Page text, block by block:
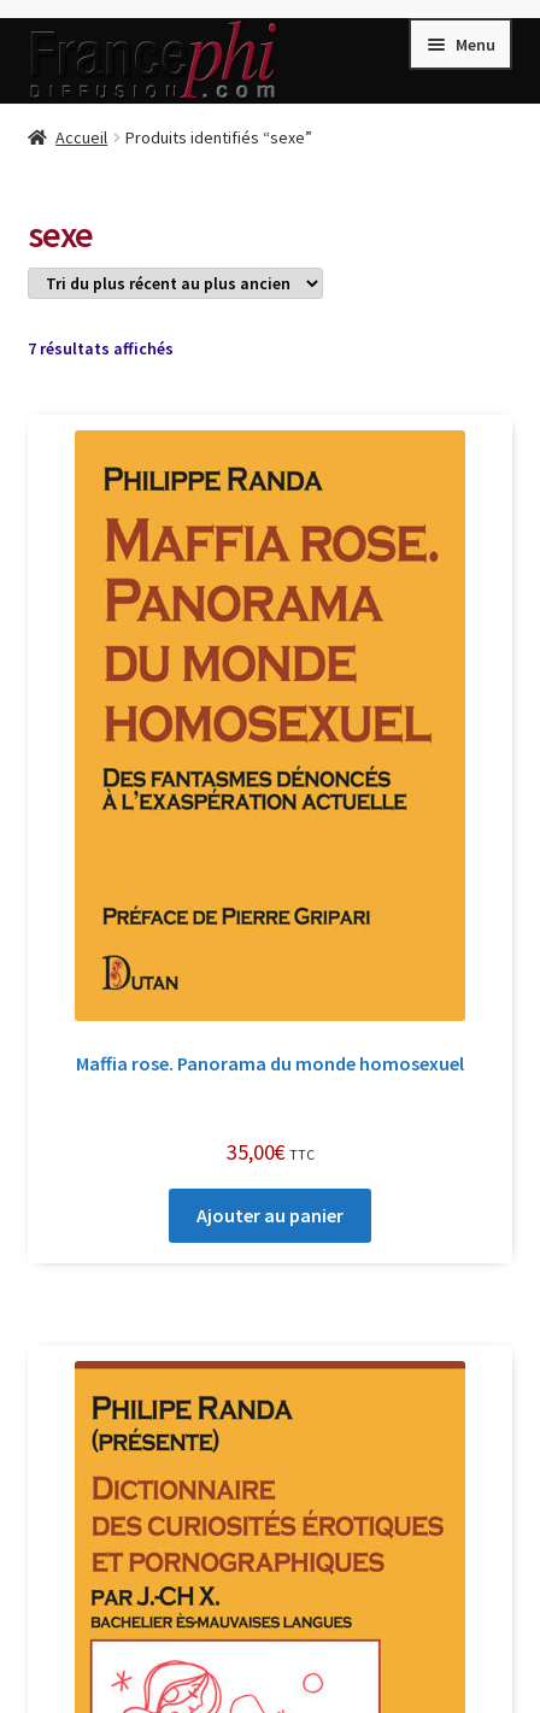
Aller
la
Aller
contenu
Menu
Accueil
Conditions de Vente
Connection
Listes d’Envies
Livres de Peter Randa
Livres de Philippe Randa
Login Customizer
Newsletter
Nous Contacter
Politique de confidentialité et cookies
Qui sommes-nous ?
Accueil Produits identifiés “sexe”
sexe
7 résultats affichésTrié
récent
plus
Maffia rose. Panorama du monde homosexuel
35,00€ TTC
Ajouter au panier